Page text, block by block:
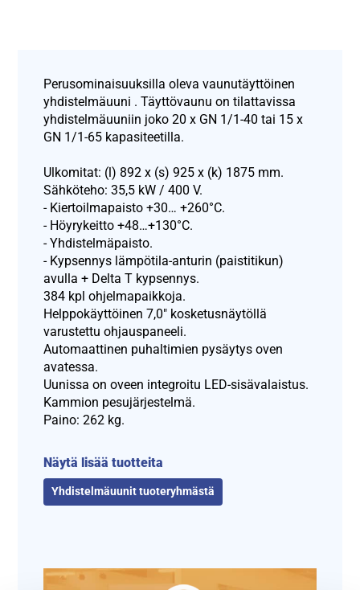
Perusominaisuuksilla oleva vaunutäyttöinen
yhdistelmäuuni . Täyttövaunu on tilattavissa
yhdistelmäuuniin joko 20 x GN 1/1-40 tai 15 x
GN 1/1-65 kapasiteetilla.
Ulkomitat: (l) 892 x (s) 925 x (k) 1875 mm.
Sähköteho: 35,5 kW / 400 V.
- Kiertoilmapaisto +30… +260°C.
- Höyrykeitto +48…+130°C.
- Yhdistelmäpaisto.
- Kypsennys lämpötila-anturin (paistitikun)
avulla + Delta T kypsennys.
384 kpl ohjelmapaikkoja.
Helppokäyttöinen 7,0″ kosketusnäytöllä
varustettu ohjauspaneeli.
Automaattinen puhaltimien pysäytys oven
avatessa.
Uunissa on oveen integroitu LED-sisävalaistus.
Kammion pesujärjestelmä.
Paino: 262 kg.
Näytä lisää tuotteita
Yhdistelmäuunit tuoteryhmästä